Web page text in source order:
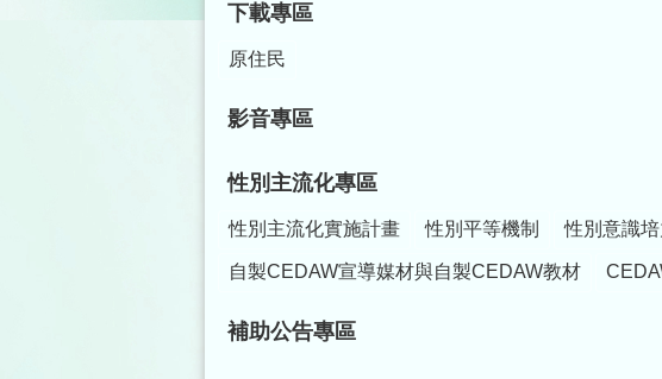
下載專區
原住民
影音專區
性別主流化專區
性別主流化實施計畫 性別平等機制 性別意識
自製CEDAW宣導媒材與自製CEDAW教材
補助公告專區